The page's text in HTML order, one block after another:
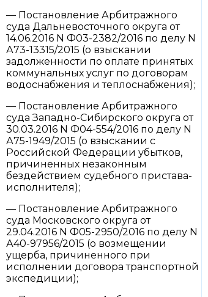
— Постановление Арбитражного
суда Дальневосточного округа от
14.06.2016 N Ф03-2382/2016 по делу N
А73-13315/2015 (о взыскании
задолженности по оплате принятых
коммунальных услуг по договорам
водоснабжения и теплоснабжения);
— Постановление Арбитражного
суда Западно-Сибирского округа от
30.03.2016 N Ф04-554/2016 по делу N
А75-1949/2015 (о взыскании с
Российской Федерации убытков,
причиненных незаконным
бездействием судебного пристава-
исполнителя);
— Постановление Арбитражного
суда Московского округа от
29.04.2016 N Ф05-2950/2016 по делу N
А40-97956/2015 (о возмещении
ущерба, причиненного при
исполнении договора транспортной
экспедиции);